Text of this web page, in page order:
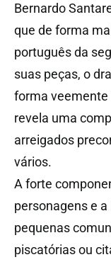
Bernardo
que de forma
português da
suas peças, o
forma veemente
revela uma
arreigados
vários.
A forte
personagens e
pequenas
piscatórias ou